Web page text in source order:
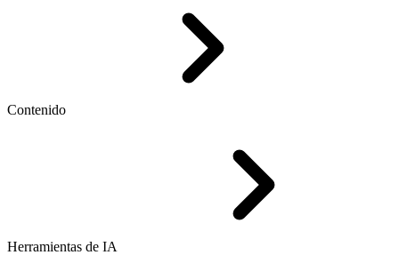
Contenido
Herramientas de IA